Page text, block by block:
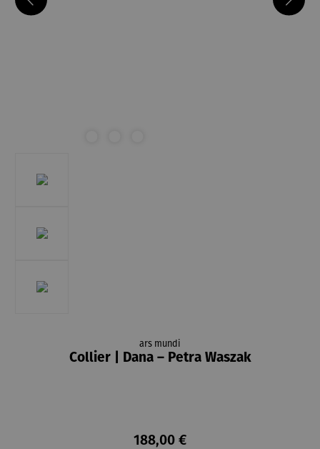
ars mundi
Collier | Dana – Petra Waszak
188,00 €